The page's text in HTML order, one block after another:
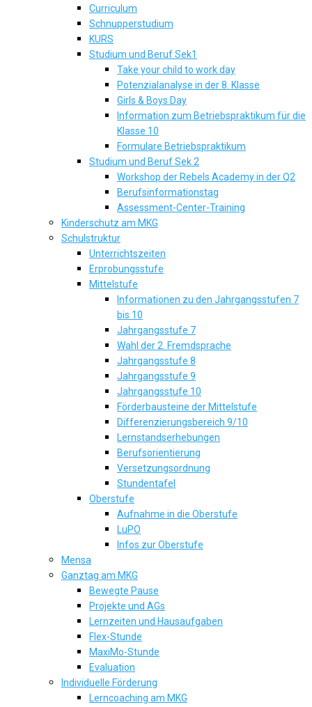
Curriculum
Schnupperstudium
KURS
Studium und Beruf Sek1
Take your child to work day
Potenzialanalyse in der 8. Klasse
Girls & Boys Day
Information zum Betriebspraktikum für die
Klasse 10
Formulare Betriebspraktikum
Studium und Beruf Sek 2
Workshop der Rebels Academy in der Q2
Berufsinformationstag
Assessment-Center-Training
Kinderschutz am MKG
Schulstruktur
Unterrichtszeiten
Erprobungsstufe
Mittelstufe
Informationen zu den Jahrgangsstufen 7
bis 10
Jahrgangsstufe 7
Wahl der 2. Fremdsprache
Jahrgangsstufe 8
Jahrgangsstufe 9
Jahrgangsstufe 10
Förderbausteine der Mittelstufe
Differenzierungsbereich 9/10
Lernstandserhebungen
Berufsorientierung
Versetzungsordnung
Stundentafel
Oberstufe
Aufnahme in die Oberstufe
LuPO
Infos zur Oberstufe
Mensa
Ganztag am MKG
Bewegte Pause
Projekte und AGs
Lernzeiten und Hausaufgaben
Flex-Stunde
MaxiMo-Stunde
Evaluation
Individuelle Förderung
Lerncoaching am MKG